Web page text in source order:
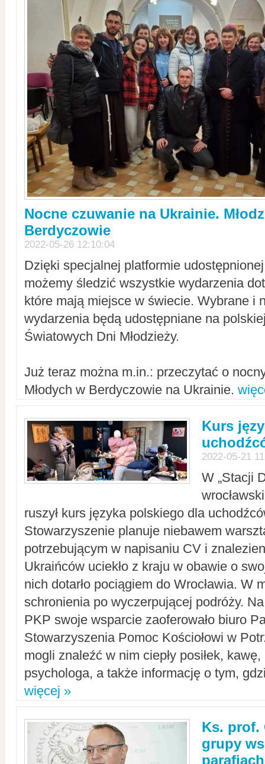
Nocne czuwanie na Ukrainie.
Berdyczowie
2022-05-26 12:10:04
Dzięki specjalnej platformie
możemy śledzić wszystkie wydarzenia
które mają miejsce w świecie. Wybrane i
wydarzenia będą udostępniane na
Światowych Dni Młodzieży.
Już teraz można m.in.: przeczytać o
Młodych w Berdyczowie na Ukrainie.
Kurs
2022-05-21
W „Stacji
ruszył kurs języka polskiego dla
Stowarzyszenie planuje niebawem
potrzebującym w napisaniu CV i
Ukraińców uciekło z kraju w obawie o
nich dotarło pociągiem do Wrocławia. W
schronienia po wyczerpującej podróży.
PKP swoje wsparcie zaoferowało biuro
Stowarzyszenia Pomoc Kościołowi w
mogli znaleźć w nim ciepły posiłek,
psychologa, a także informację o tym,
więcej »
Ks. prof.
grupy
parafiach